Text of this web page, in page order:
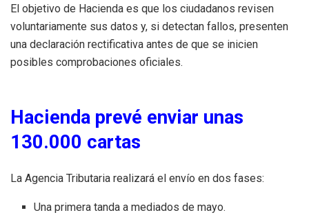
El objetivo de Hacienda es que los ciudadanos revisen
voluntariamente sus datos y, si detectan fallos, presenten
una declaración rectificativa antes de que se inicien
posibles comprobaciones oficiales.
Hacienda prevé enviar unas
130.000 cartas
La Agencia Tributaria realizará el envío en dos fases:
Una primera tanda a mediados de mayo.